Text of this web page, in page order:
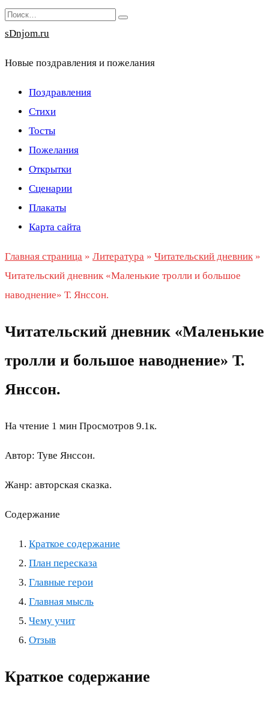
Перейти
к
Search
for:
sDnjom.ru
Новые поздравления и пожелания
Поздравления
Стихи
Тосты
Пожелания
Открытки
Сценарии
Плакаты
Карта сайта
Главная страница » Литература » Читательский дневник »
Читательский дневник «Маленькие тролли и большое
наводнение» Т. Янссон.
Читательский дневник «Маленькие
тролли и большое наводнение» Т.
Янссон.
На чтение 1 мин Просмотров 9.1к.
Автор: Туве Янссон.
Жанр: авторская сказка.
Содержание
Краткое содержание
План пересказа
Главные герои
Главная мысль
Чему учит
Отзыв
Краткое содержание